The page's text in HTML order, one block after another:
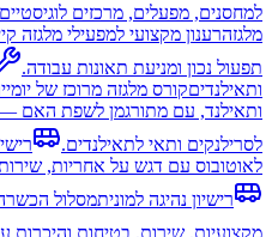
למחסנים, מפעלים, מרכזים
מלגזהרענון מקצועי למפעילי מלגזה
תפעול נכון ומניעת תאונות עבודה.
ותאילנדיםקורס מלגזה מרוכז של
ותאילנד, עם מתורגמן לשפת האם —
לסרילנקים ותאי לתאילנדים.
לאוטובוס עם דגש על אחריות,
רישיון נהיגה למוניתמסלול
מקצועיות, שירות, בטיחות והיכרות